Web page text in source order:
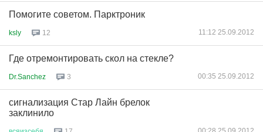
Помогите советом. Парктроник
ksly 12 11:12 25.09.2012
Где отремонтировать скол на стекле?
Dr.Sanchez 3 00:35 25.09.2012
сигнализация Стар Лайн брелок
заклинило